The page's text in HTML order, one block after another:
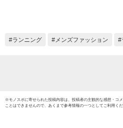
ランニング メンズファッション
※モノスポに寄せられた投稿内容は、投稿者の主観的な感想・コ
ことはできませんので、あくまで参考情報の一つとしてご利用くだ